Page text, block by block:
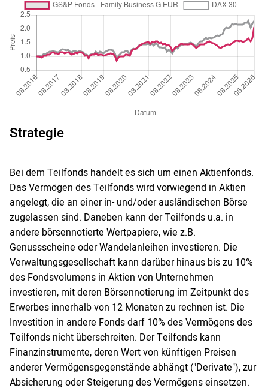
Strategie
Bei dem Teilfonds handelt es sich um einen Aktienfonds.
Das Vermögen des Teilfonds wird vorwiegend in Aktien
angelegt, die an einer in- und/oder ausländischen Börse
zugelassen sind. Daneben kann der Teilfonds u.a. in
andere börsennotierte Wertpapiere, wie z.B.
Genussscheine oder Wandelanleihen investieren. Die
Verwaltungsgesellschaft kann darüber hinaus bis zu 10%
des Fondsvolumens in Aktien von Unternehmen
investieren, mit deren Börsennotierung im Zeitpunkt des
Erwerbes innerhalb von 12 Monaten zu rechnen ist. Die
Investition in andere Fonds darf 10% des Vermögens des
Teilfonds nicht überschreiten. Der Teilfonds kann
Finanzinstrumente, deren Wert von künftigen Preisen
anderer Vermögensgegenstände abhängt ("Derivate"), zur
Absicherung oder Steigerung des Vermögens einsetzen.